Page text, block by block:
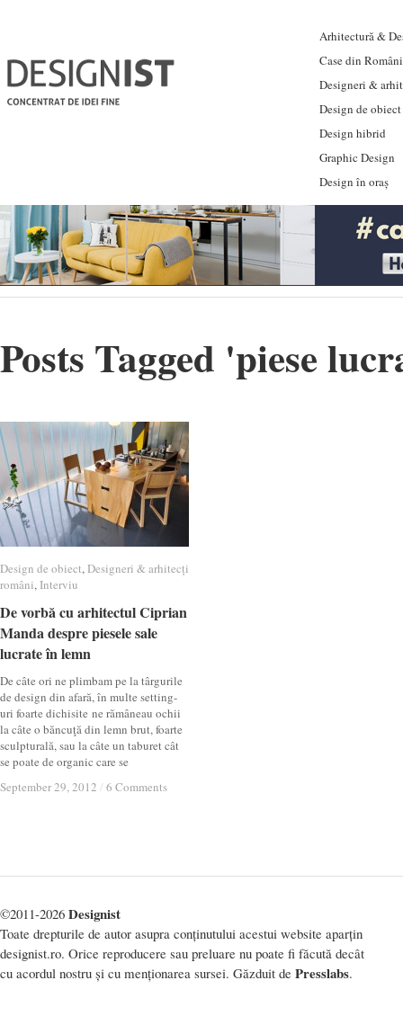
Arhitectură &
Case din
Designeri &
Design de obiect
Design hibrid
Graphic Design
Design în oraș
Posts Tagged 'piese
Design de obiect,Designeri & arhitecți
români, Interviu
De vorbă cu arhitectul Ciprian
Manda despre piesele sale
lucrate în lemn
De câte ori ne plimbam pe la târgurile
de design din afară, în multe setting-
uri foarte dichisite ne rămâneau ochii
la câte o băncuţă din lemn brut, foarte
sculpturală, sau la câte un taburet cât
se poate de organic care se
September 29, 2012 / 6 Comments
Design de obiect Designeri & arhitecți
români Interviu
De vorbă cu arhitectul Ciprian
Manda despre piesele sale
lucrate în lemn
September 29, 2012 / 6 Comments
©2011-2026 Designist
Toate drepturile de autor asupra conținutului acestui website aparțin
designist.ro. Orice reproducere sau preluare nu poate fi făcută decât
cu acordul nostru și cu menționarea sursei. Găzduit de Presslabs.